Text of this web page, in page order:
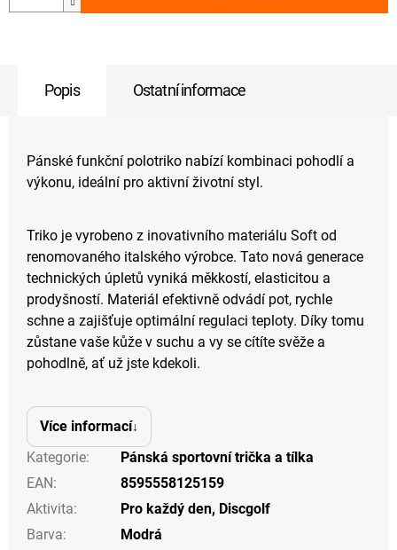
Popis Ostatní informace
Pánské funkční polotriko nabízí kombinaci pohodlí a
výkonu, ideální pro aktivní životní styl.
Triko je vyrobeno z inovativního materiálu Soft od
renomovaného italského výrobce. Tato nová generace
technických úpletů vyniká měkkostí, elasticitou a
prodyšností. Materiál efektivně odvádí pot, rychle
schne a zajišťuje optimální regulaci teploty. Díky tomu
zůstane vaše kůže v suchu a vy se cítíte svěže a
pohodlně, ať už jste kdekoli.
Více informací
Kategorie:
Pánská sportovní trička a tílka
EAN:
8595558125159
Aktivita: Pro každý den, Discgolf
Barva:
Modrá